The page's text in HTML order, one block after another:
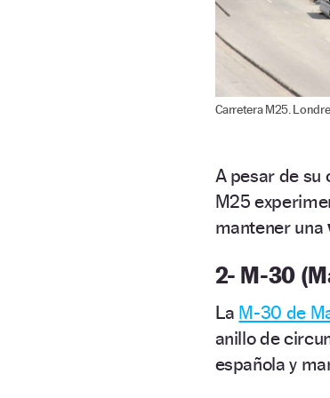
Carretera M25.
A pesar de su
M25
mantener una
2- M-30
La M-30 de
anillo de
española y